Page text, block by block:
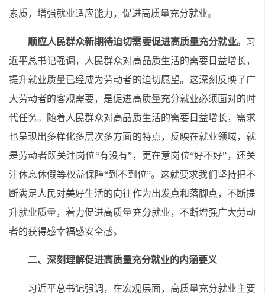
素质，增强就业适应能力，促进高质量充分就业。
顺应人民群众新期待迫切需要促进高质量充分就业。 习
近平总书记强调，人民群众对高品质生活的需要日益增长，
提升就业质量已经成为劳动者的迫切愿望。这深刻反映了广
大劳动者的客观需要，是促进高质量充分就业必须面对的时
代任务。随着人民群众对高品质生活的需要日益增长，需求
也呈现出多样化多层次多方面的特点，反映在就业领域，就
是劳动者既关注岗位“有没有”，更在意岗位“好不好”，还关
注休息休假等权益保障“到不到位”。这就要求我们坚持把不
断满足人民对美好生活的向往作为出发点和落脚点，不断提
升就业质量，着力促进高质量充分就业，不断增强广大劳动
者的获得感幸福感安全感。
二、深刻理解促进高质量充分就业的内涵要义
习近平总书记强调，在宏观层面，高质量充分就业主要